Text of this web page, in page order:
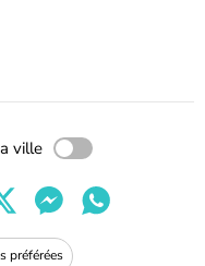
ville
préférées